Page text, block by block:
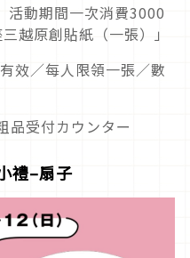
活動期間一次消費3000
越原創貼紙（一張）」
效／每人限領一張／數
品受付カウンター
禮–扇子